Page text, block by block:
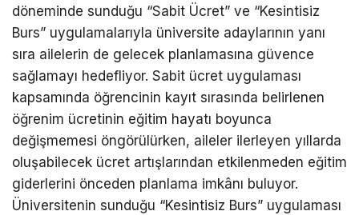
döneminde sunduğu “Sabit Ücret” ve “Kesintisiz
Burs” uygulamalarıyla üniversite adaylarının yanı
sıra ailelerin de gelecek planlamasına güvence
sağlamayı hedefliyor. Sabit ücret uygulaması
kapsamında öğrencinin kayıt sırasında belirlenen
öğrenim ücretinin eğitim hayatı boyunca
değişmemesi öngörülürken, aileler ilerleyen yıllarda
oluşabilecek ücret artışlarından etkilenmeden eğitim
giderlerini önceden planlama imkânı buluyor.
Üniversitenin sunduğu “Kesintisiz Burs” uygulaması